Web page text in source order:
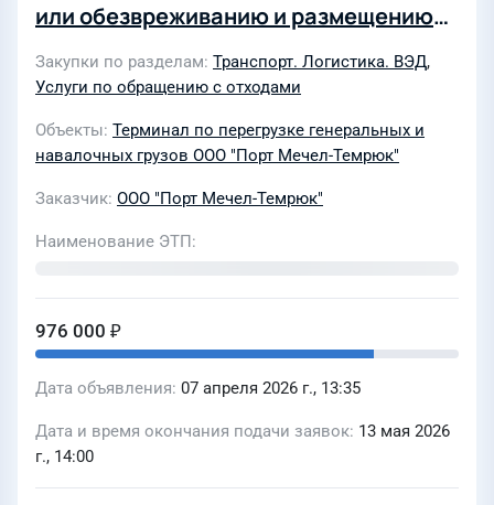
или обезвреживанию и размещению
Закупки по разделам Транспорт. Логистика. ВЭД,
Услуги по обращению с отходами
Объекты Терминал по перегрузке генеральных и
навалочных грузов ООО "Порт Мечел-Темрюк"
Заказчик ООО "Порт Мечел-Темрюк"
Наименование ЭТП
976 000 ₽
Дата объявления 07 апреля 2026 г., 13:35
Дата и время окончания подачи заявок 13 мая 2026
г., 14:00